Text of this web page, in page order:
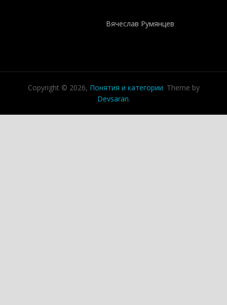
Вячеслав Румянцев
Copyright © 2026, Понятия и категории. Theme by
Devsaran.